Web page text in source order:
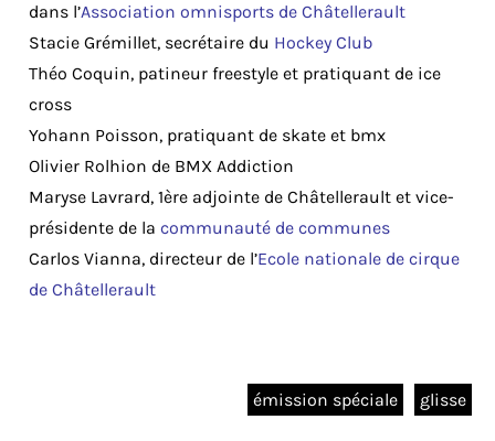
dans l’Association omnisports de Châtellerault
Stacie Grémillet, secrétaire du Hockey Club
Théo Coquin, patineur freestyle et pratiquant de ice
cross
Yohann Poisson, pratiquant de skate et bmx
Olivier Rolhion de BMX Addiction
Maryse Lavrard, 1ère adjointe de Châtellerault et vice-
présidente de la communauté de communes
Carlos Vianna, directeur de l’Ecole nationale de cirque
de Châtellerault
émission spéciale glisse